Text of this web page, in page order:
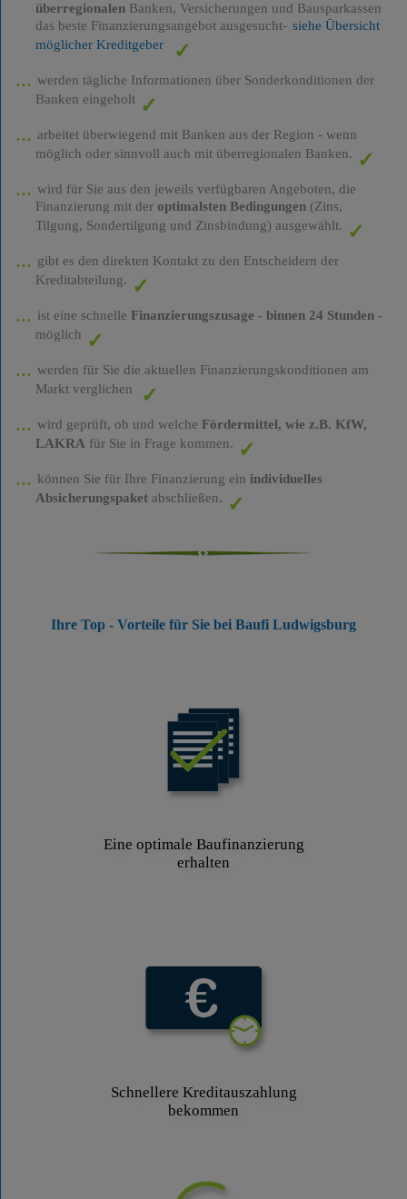
überregionalenBanken, Versicherungen und Bausparkassen
das beste Finanzierungsangebot ausgesucht- siehe Übersicht
möglicher Kreditgeber
werden tägliche Informationen über Sonderkonditionen der
Banken eingeholt
arbeitet überwiegend mit Banken aus der Region - wenn
möglich oder sinnvoll auch mit überregionalen Banken.
wird für Sie aus den jeweils verfügbaren Angeboten, die
Finanzierung mit der optimalsten Bedingungen(Zins,
Tilgung, Sondertilgung und Zinsbindung) ausgewählt.
gibt es den direkten Kontakt zu den Entscheidern der
Kreditabteilung.
ist eine schnelle Finanzierungszusage - binnen 24 Stunden-
möglich
werden für Sie die aktuellen Finanzierungskonditionen am
Markt verglichen
wird geprüft, ob und welche Fördermittel, wie z.B. KfW,
LAKRA für Sie in Frage kommen.
können Sie für Ihre Finanzierung ein individuelles
Absicherungspaketabschließen.
Ihre Top - Vorteile für Sie bei Baufi Ludwigsburg
Eine optimale Baufinanzierung
erhalten
Schnellere Kreditauszahlung
bekommen